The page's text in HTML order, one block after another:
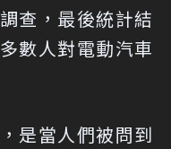
查，最後統計結
數人對電動汽車
是當人們被問到